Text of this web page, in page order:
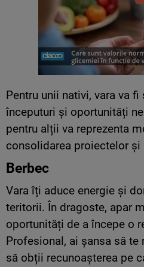
Pentru unii nativi, vara va
începuturi și oportunități
pentru alții va reprezenta
consolidarea proiectelor
Berbec
Vara îți aduce energie și
teritorii. În dragoste, apar
oportunități de a începe o
Profesional, ai șansa să
să obții recunoașterea pe